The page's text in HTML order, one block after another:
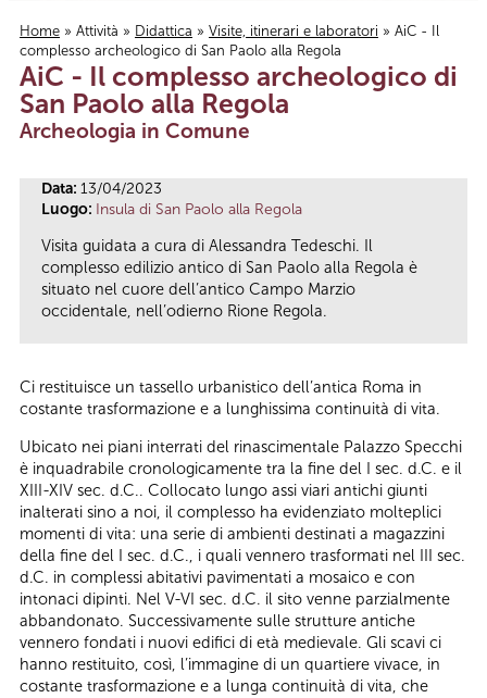
Tu sei qui
Home » Attività » Didattica » Visite, itinerari e laboratori » AiC - Il
complesso archeologico di San Paolo alla Regola
AiC - Il complesso archeologico di
San Paolo alla Regola
Archeologia in Comune
Data: 13/04/2023
Luogo: Insula di San Paolo alla Regola
Visita guidata a cura di Alessandra Tedeschi. Il
complesso edilizio antico di San Paolo alla Regola è
situato nel cuore dell’antico Campo Marzio
occidentale, nell’odierno Rione Regola.
Ci restituisce un tassello urbanistico dell’antica Roma in
costante trasformazione e a lunghissima continuità di vita.
Ubicato nei piani interrati del rinascimentale Palazzo Specchi
è inquadrabile cronologicamente tra la fine del I sec. d.C. e il
XIII-XIV sec. d.C.. Collocato lungo assi viari antichi giunti
inalterati sino a noi, il complesso ha evidenziato molteplici
momenti di vita: una serie di ambienti destinati a magazzini
della fine del I sec. d.C., i quali vennero trasformati nel III sec.
d.C. in complessi abitativi pavimentati a mosaico e con
intonaci dipinti. Nel V-VI sec. d.C. il sito venne parzialmente
abbandonato. Successivamente sulle strutture antiche
vennero fondati i nuovi edifici di età medievale. Gli scavi ci
hanno restituito, così, l’immagine di un quartiere vivace, in
costante trasformazione e a lunga continuità di vita, che